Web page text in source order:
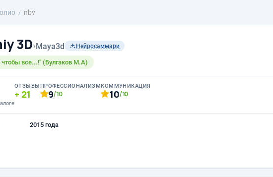
nbv
3D›Maya3d Нейросаммари
все...!" (Булгаков М.А)
ОТЗЫВЫ
21
ПРОФЕССИОНАЛИЗМ
9/10
КОММУНИКАЦИЯ
10/10
2015 года